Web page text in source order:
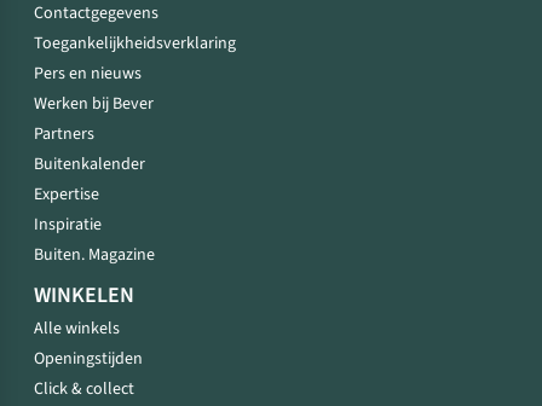
Contactgegevens
Toegankelijkheidsverklaring
Pers en nieuws
Werken bij Bever
Partners
Buitenkalender
Expertise
Inspiratie
Buiten. Magazine
WINKELEN
Alle winkels
Openingstijden
Click & collect